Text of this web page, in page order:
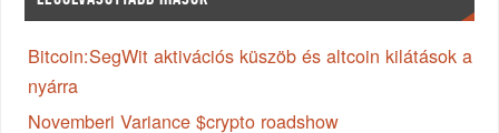
Bitcoin:SegWit aktivációs küszöb és altcoin kilátások a
nyárra
Novemberi Variance $crypto roadshow